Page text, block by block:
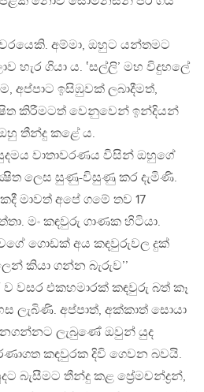
ධීවරයෙකි. අම්මා, ඔහුට යන්තමට
හැර ගියා ය. ‛සල්ලි’ මහ විදුහලේ
අප්පාට ඉසිඹුවක් ලබාදීමත්,
කිරීමටත් වෙනුවෙන් ඉන්දියන්
තීන්දු කළේ ය.
යුදමය වාතාවරණය විසින් ඔහුගේ
ලෙස සුණු-විසුණු කර දැමිණි.
මාවත් අපේ ගමේ තව 17
මං කඳවුරු ගාණක හිටියා.
ගොඩක් අය කඳවුරුවල දුක්
කියා ගන්න බැරුව’’
වසර එකහමාරක් කඳවුරු බත් කෑ
ලැබිණි. අප්පාත්, අක්කාත් සොයා
ලැබුණේ ඔවුන් යුද
කඳවුරක දිවි ගෙවන බවයි.
බැසීමට තීන්දු කළ ප්‍රේමචන්ද්‍රන්,